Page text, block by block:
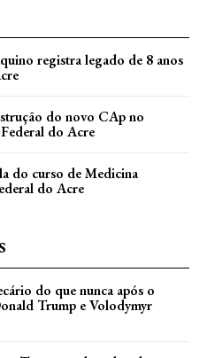
registra legado de 8 anos
do novo CAp no
do Acre
do curso de Medicina
do Acre
do que nunca após o
Trump e Volodymyr